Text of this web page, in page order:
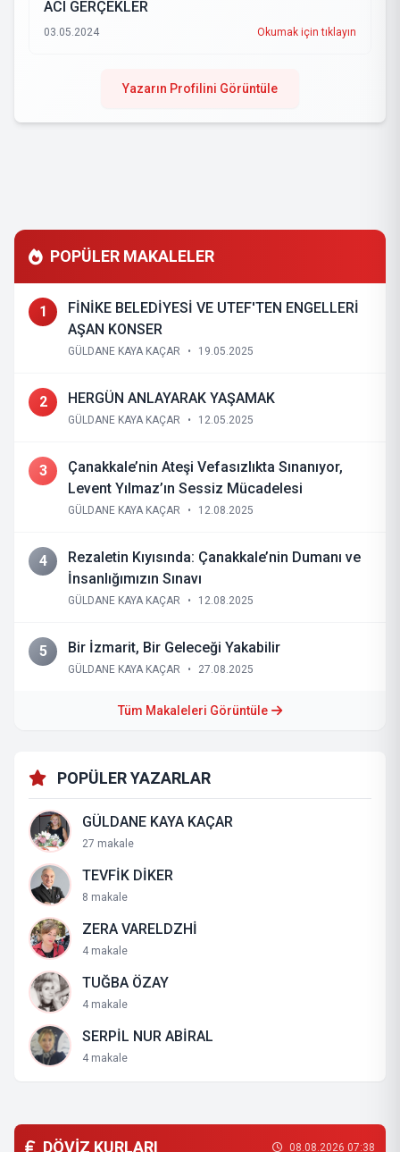
ACI GERÇEKLER
03.05.2024 Okumak için tıklayın
Yazarın Profilini Görüntüle
POPÜLER MAKALELER
1
FİNİKE BELEDİYESİ VE UTEF'TEN ENGELLERİ
AŞAN KONSER
GÜLDANE KAYA KAÇAR • 19.05.2025
2 HERGÜN ANLAYARAK YAŞAMAK
GÜLDANE KAYA KAÇAR • 12.05.2025
3
Çanakkale’nin Ateşi Vefasızlıkta Sınanıyor,
Levent Yılmaz’ın Sessiz Mücadelesi
GÜLDANE KAYA KAÇAR • 12.08.2025
4
Rezaletin Kıyısında: Çanakkale’nin Dumanı ve
İnsanlığımızın Sınavı
GÜLDANE KAYA KAÇAR • 12.08.2025
5 Bir İzmarit, Bir Geleceği Yakabilir
GÜLDANE KAYA KAÇAR • 27.08.2025
Tüm Makaleleri Görüntüle
POPÜLER YAZARLAR
GÜLDANE KAYA KAÇAR
27 makale
TEVFİK DİKER
8 makale
ZERA VARELDZHİ
4 makale
TUĞBA ÖZAY
4 makale
SERPİL NUR ABİRAL
4 makale
DÖVİZ KURLARI 08.08.2026 07:38